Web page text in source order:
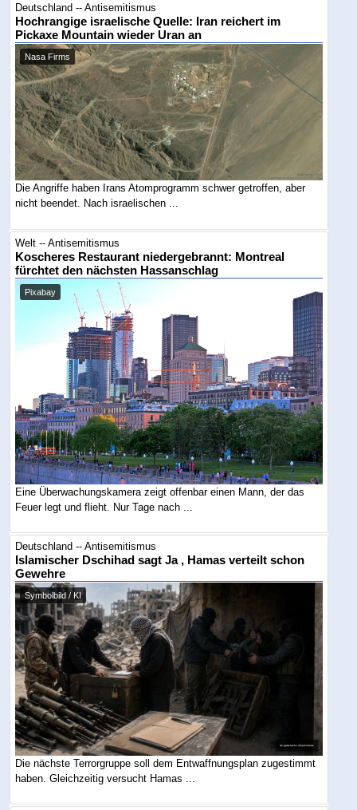
Deutschland -- Antisemitismus
Hochrangige israelische Quelle: Iran reichert im
Pickaxe Mountain wieder Uran an
Nasa Firms
Die Angriffe haben Irans Atomprogramm schwer getroffen, aber
nicht beendet. Nach israelischen ...
Welt -- Antisemitismus
Koscheres Restaurant niedergebrannt: Montreal
fürchtet den nächsten Hassanschlag
Pixabay
Eine Überwachungskamera zeigt offenbar einen Mann, der das
Feuer legt und flieht. Nur Tage nach ...
Deutschland -- Antisemitismus
Islamischer Dschihad sagt Ja , Hamas verteilt schon
Gewehre
Symbolbild / KI
Die nächste Terrorgruppe soll dem Entwaffnungsplan zugestimmt
haben. Gleichzeitig versucht Hamas ...